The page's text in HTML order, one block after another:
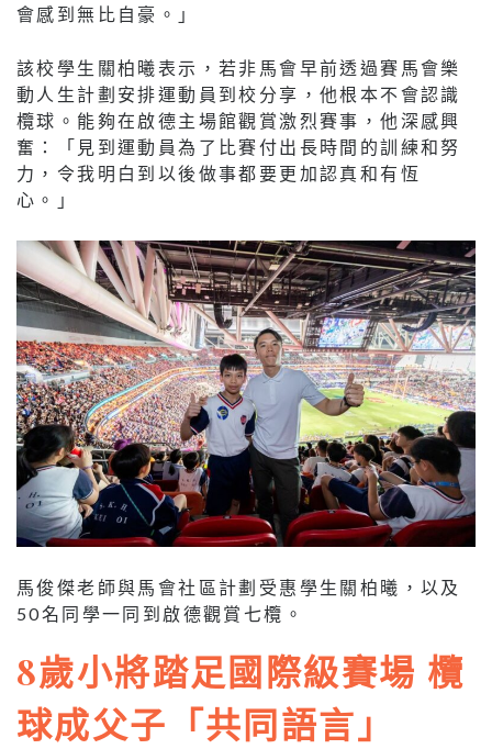
會感到無比自豪。」
該校學生關柏曦表示，若非馬會早前透過賽馬會樂
動人生計劃安排運動員到校分享，他根本不會認識
欖球。能夠在啟德主場館觀賞激烈賽事，他深感興
奮：「見到運動員為了比賽付出長時間的訓練和努
力，令我明白到以後做事都要更加認真和有恆
心。」
馬俊傑老師與馬會社區計劃受惠學生關柏曦，以及
50名同學一同到啟德觀賞七欖。
8歲小將踏足國際級賽場 欖
球成父子「共同語言」